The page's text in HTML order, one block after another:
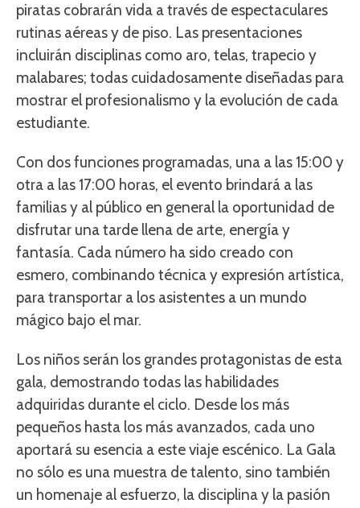
piratas cobrarán vida a través de espectaculares
rutinas aéreas y de piso. Las presentaciones
incluirán disciplinas como aro, telas, trapecio y
malabares; todas cuidadosamente diseñadas para
mostrar el profesionalismo y la evolución de cada
estudiante.
Con dos funciones programadas, una a las 15:00 y
otra a las 17:00 horas, el evento brindará a las
familias y al público en general la oportunidad de
disfrutar una tarde llena de arte, energía y
fantasía. Cada número ha sido creado con
esmero, combinando técnica y expresión artística,
para transportar a los asistentes a un mundo
mágico bajo el mar.
Los niños serán los grandes protagonistas de esta
gala, demostrando todas las habilidades
adquiridas durante el ciclo. Desde los más
pequeños hasta los más avanzados, cada uno
aportará su esencia a este viaje escénico. La Gala
no sólo es una muestra de talento, sino también
un homenaje al esfuerzo, la disciplina y la pasión